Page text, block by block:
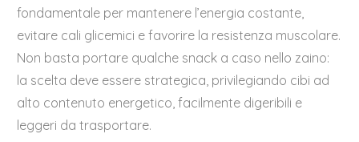
fondamentale per mantenere l’energia costante,
evitare cali glicemici e favorire la resistenza muscolare.
Non basta portare qualche snack a caso nello zaino:
la scelta deve essere strategica, privilegiando cibi ad
alto contenuto energetico, facilmente digeribili e
leggeri da trasportare.